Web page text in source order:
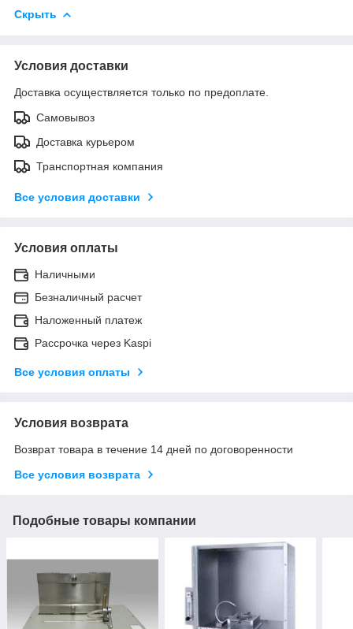
Скрыть
Условия доставки
Доставка осуществляется только по предоплате.
Самовывоз
Доставка курьером
Транспортная компания
Все условия доставки
Условия оплаты
Наличными
Безналичный расчет
Наложенный платеж
Рассрочка через Kaspi
Все условия оплаты
Условия возврата
Возврат товара в течение 14 дней по договоренности
Все условия возврата
Подобные товары компании